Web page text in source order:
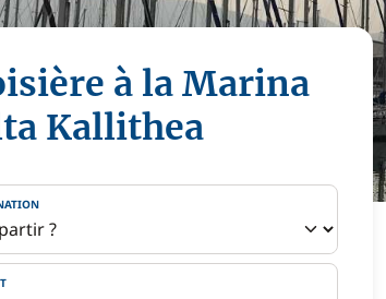
à la Marina
Kallithea